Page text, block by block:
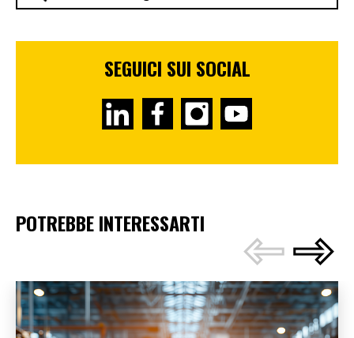
SEGUICI SUI SOCIAL
POTREBBE INTERESSARTI